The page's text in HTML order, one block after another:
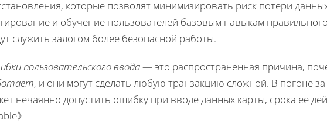
которые позволят минимизировать риск потери
и обучение пользователей базовым навыкам
служить залогом более безопасной работы.
пользовательского ввода— это распространенная причина,
, и они могут сделать любую транзакцию сложной. В погоне
нечаянно допустить ошибку при вводе данных карты, срока её
》